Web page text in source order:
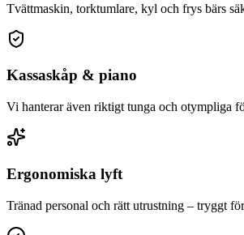
Tvättmaskin, torktumlare, kyl och frys bärs
Kassaskåp & piano
Vi hanterar även riktigt tunga och otympliga
Ergonomiska lyft
Tränad personal och rätt utrustning – tryggt